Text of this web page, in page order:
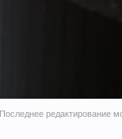
Последнее редактирование